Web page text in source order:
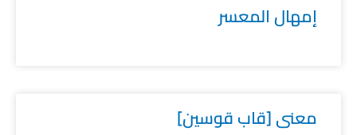
إمهال المعسر
معنى [قاب قوسين]